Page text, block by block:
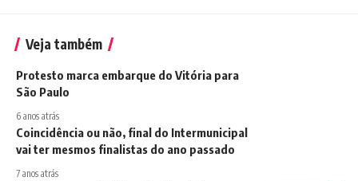
Veja também
Protesto marca embarque do Vitória para
São Paulo
6 anos atrás
Coincidência ou não, final do Intermunicipal
vai ter mesmos finalistas do ano passado
7 anos atrás